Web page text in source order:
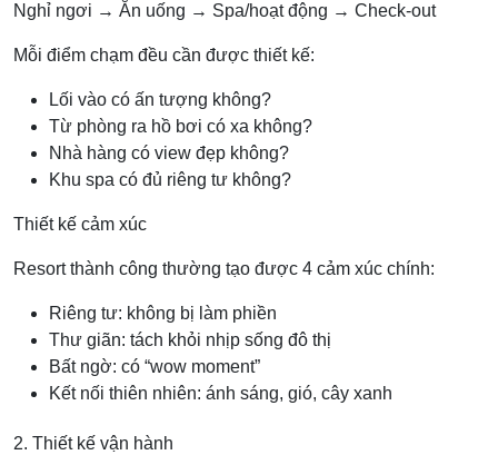
Nghỉ ngơi → Ăn uống → Spa/hoạt động → Check-out
Mỗi điểm chạm đều cần được thiết kế:
Lối vào có ấn tượng không?
Từ phòng ra hồ bơi có xa không?
Nhà hàng có view đẹp không?
Khu spa có đủ riêng tư không?
Thiết kế cảm xúc
Resort thành công thường tạo được 4 cảm xúc chính:
Riêng tư: không bị làm phiền
Thư giãn: tách khỏi nhịp sống đô thị
Bất ngờ: có “wow moment”
Kết nối thiên nhiên: ánh sáng, gió, cây xanh
2. Thiết kế vận hành